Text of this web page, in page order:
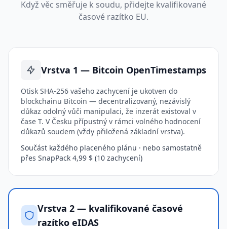
Když věc směřuje k soudu, přidejte kvalifikované
časové razítko EU.
Vrstva 1 — Bitcoin OpenTimestamps
Otisk SHA-256 vašeho zachycení je ukotven do
blockchainu Bitcoin — decentralizovaný, nezávislý
důkaz odolný vůči manipulaci, že inzerát existoval v
čase T. V Česku přípustný v rámci volného hodnocení
důkazů soudem (vždy přiložená základní vrstva).
Součást každého placeného plánu · nebo samostatně
přes SnapPack 4,99 $ (10 zachycení)
Vrstva 2 — kvalifikované časové
razítko eIDAS